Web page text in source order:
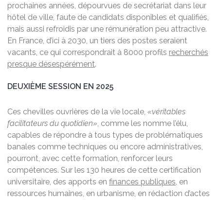
prochaines années, dépourvues de secrétariat dans leur
hôtel de ville, faute de candidats disponibles et qualifiés,
mais aussi refroidis par une rémunération peu attractive.
En France, d’ici à 2030, un tiers des postes seraient
vacants, ce qui correspondrait à 8000 profils recherchés
presque désespérément.
DEUXIÈME SESSION EN 2025
Ces chevilles ouvrières de la vie locale, «véritables
facilitateurs du quotidien», comme les nomme l’élu,
capables de répondre à tous types de problématiques
banales comme techniques ou encore administratives,
pourront, avec cette formation, renforcer leurs
compétences. Sur les 130 heures de cette certification
universitaire, des apports en finances publiques, en
ressources humaines, en urbanisme, en rédaction d’actes